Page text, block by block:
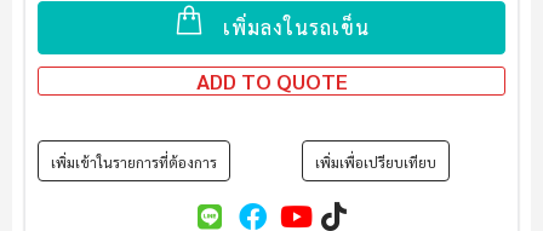
เพิ่มลงในรถเข็น
ADD TO QUOTE
เพิ่มเข้าในรายการที่ต้องการ เพิ่มเพื่อเปรียบเทียบ